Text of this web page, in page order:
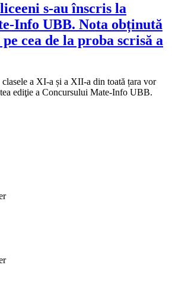
s-au înscris la
Info UBB. Nota obținută
cea de la proba scrisă a
a XI-a și a XII-a din toată țara vor
ediţie a Concursului Mate-Info UBB.